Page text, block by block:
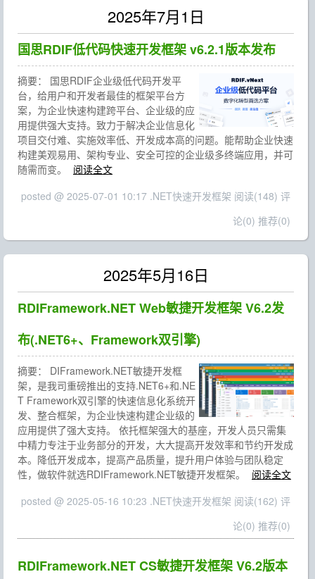
2025年7月1日
国思RDIF低代码快速开发框架 v6.2.1版本发布
摘要： 国思RDIF企业级低代码开发平
台，给用户和开发者最佳的框架平台方
案，为企业快速构建跨平台、企业级的应
用提供强大支持。致力于解决企业信息化
项目交付难、实施效率低、开发成本高的问题。能帮助企业快速
构建美观易用、架构专业、安全可控的企业级多终端应用，并可
随需而变。
阅读全文
posted @ 2025-07-01 10:17 .NET快速开发框架 阅读(148) 评
论(0) 推荐(0)
2025年5月16日
RDIFramework.NET Web敏捷开发框架 V6.2发
布(.NET6+、Framework双引擎)
摘要： DIFramework.NET敏捷开发框
架，是我司重磅推出的支持.NET6+和.NE
T Framework双引擎的快速信息化系统开
发、整合框架，为企业快速构建企业级的
应用提供了强大支持。 依托框架强大的基座，开发人员只需集
中精力专注于业务部分的开发，大大提高开发效率和节约开发成
本。降低开发成本，提高产品质量，提升用户体验与团队稳定
性，做软件就选RDIFramework.NET敏捷开发框架。
阅读全文
posted @ 2025-05-16 10:23 .NET快速开发框架 阅读(162) 评
论(0) 推荐(0)
RDIFramework.NET CS敏捷开发框架 V6.2版本